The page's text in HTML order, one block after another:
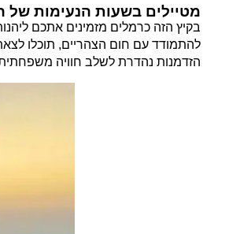
מטיילים בשעות הנעימות של
בקיץ הזה כרמלים מזמינים אתכם
להתמודד עם חום הצהריים, תוכלו
הזדמנות נהדרת לשלב חוויה